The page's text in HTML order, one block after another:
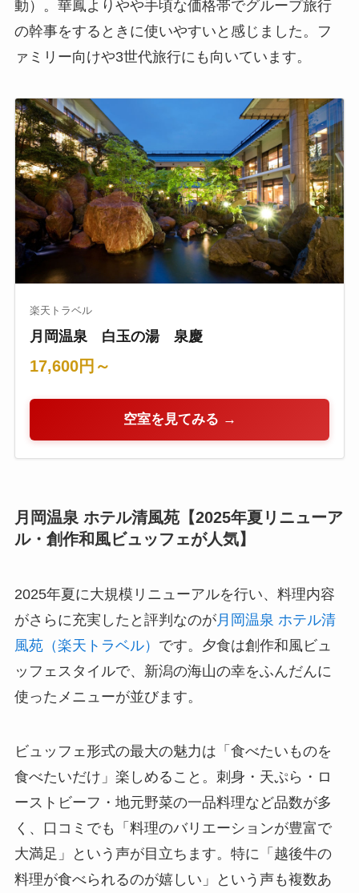
動）。華鳳よりやや手頃な価格帯でグループ旅行
の幹事をするときに使いやすいと感じました。フ
ァミリー向けや3世代旅行にも向いています。
楽天トラベル
月岡温泉 白玉の湯 泉慶
17,600円～
空室を見てみる →
月岡温泉 ホテル清風苑【2025年夏リニューア
ル・創作和風ビュッフェが人気】
2025年夏に大規模リニューアルを行い、料理内容
がさらに充実したと評判なのが月岡温泉 ホテル清
風苑（楽天トラベル） です。夕食は創作和風ビュ
ッフェスタイルで、新潟の海山の幸をふんだんに
使ったメニューが並びます。
ビュッフェ形式の最大の魅力は「食べたいものを
食べたいだけ」楽しめること。刺身・天ぷら・ロ
ーストビーフ・地元野菜の一品料理など品数が多
く、口コミでも「料理のバリエーションが豊富で
大満足」という声が目立ちます。特に「越後牛の
料理が食べられるのが嬉しい」という声も複数あ